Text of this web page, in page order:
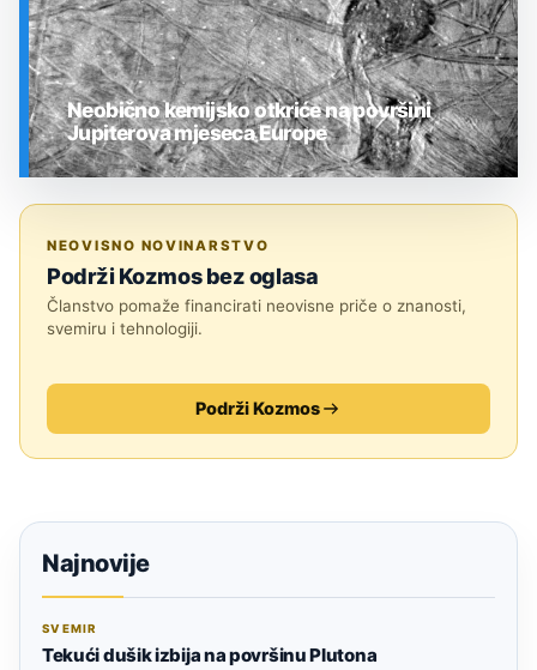
Neobično kemijsko otkriće na površini
Jupiterova mjeseca Europe
NEOVISNO NOVINARSTVO
Podrži Kozmos bez oglasa
Članstvo pomaže financirati neovisne priče o znanosti,
svemiru i tehnologiji.
Podrži Kozmos
Najnovije
SVEMIR
Tekući dušik izbija na površinu Plutona